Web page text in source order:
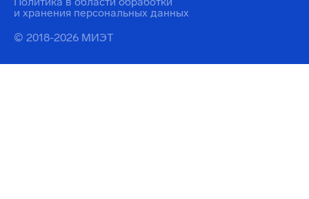
© 2018-2026 МИЭТ
и хранения персональных данных